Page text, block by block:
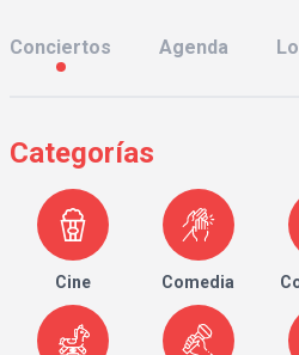
Conciertos Agenda
Categorías
Cine Comedia